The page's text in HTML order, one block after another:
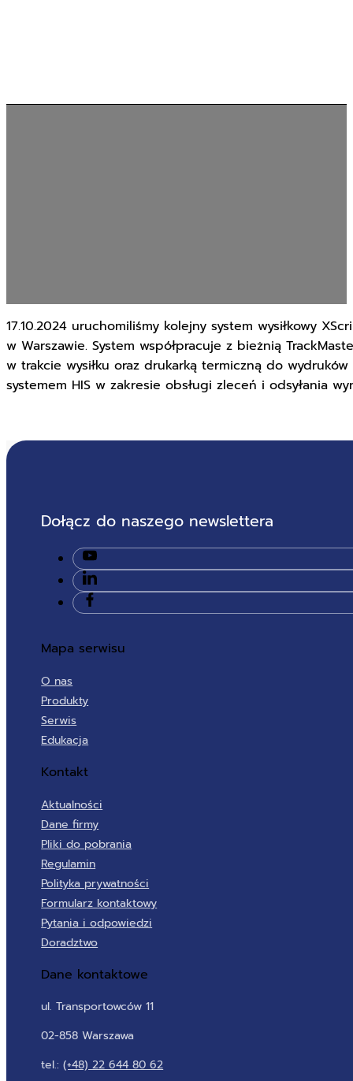
17.10.2024 uruchomiliśmy kolejny system wysiłkowy
w Warszawie. System współpracuje z bieżnią
w trakcie wysiłku oraz drukarką termiczną do
systemem HIS w zakresie obsługi zleceń i odsyłania
Dołącz do naszego newslettera
Mapa serwisu
O nas
Produkty
Serwis
Edukacja
Kontakt
Aktualności
Dane firmy
Pliki do pobrania
Regulamin
Polityka prywatności
Formularz kontaktowy
Pytania i odpowiedzi
Doradztwo
Dane kontaktowe
ul. Transportowców 11
02-858 Warszawa
tel.:(+48) 22 644 80 62